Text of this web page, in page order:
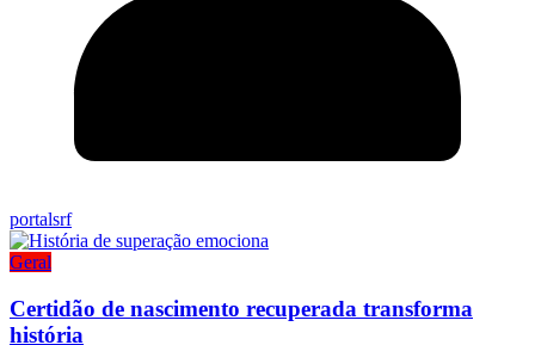
portalsrf
Geral
Certidão de nascimento recuperada transforma
história